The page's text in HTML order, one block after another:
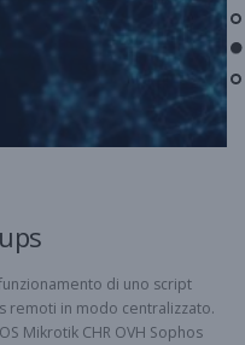
funzionamento di uno script
remoti in modo centralizzato.
Mikrotik CHR OVH Sophos